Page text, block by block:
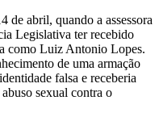
de abril, quando a assessora
Legislativa ter recebido
como Luiz Antonio Lopes.
de uma armação
falsa e receberia
sexual contra o